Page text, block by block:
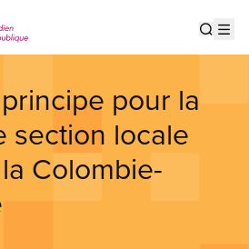
pour la
section locale
Colombie-